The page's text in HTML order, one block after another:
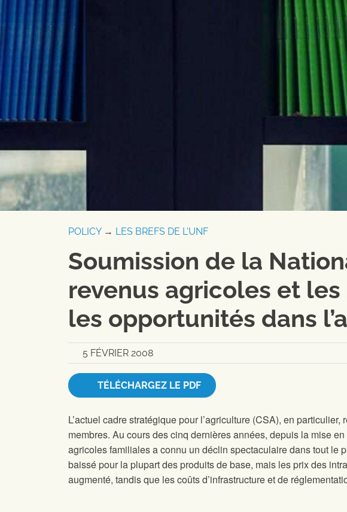
POLICY→ LES BREFS DE L'UNF
Soumission de la
revenus agricoles et
les opportunités dans
5 FÉVRIER 2008
TÉLÉCHARGEZ LE PDF
L’actuel cadre stratégique pour l’agriculture (CSA), en
membres. Au cours des cinq dernières années, depuis la mise
agricoles familiales a connu un déclin spectaculaire dans tout le
baissé pour la plupart des produits de base, mais les prix des
augmenté, tandis que les coûts d’infrastructure et de